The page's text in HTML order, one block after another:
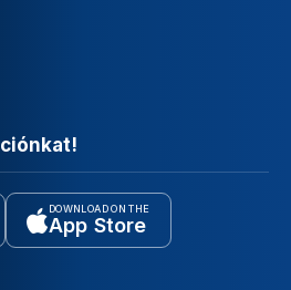
DOWNLOAD ON THE
App Store